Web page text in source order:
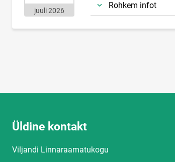
juuli 2026
Rohkem infot
Üldine kontakt
Viljandi Linnaraamatukogu